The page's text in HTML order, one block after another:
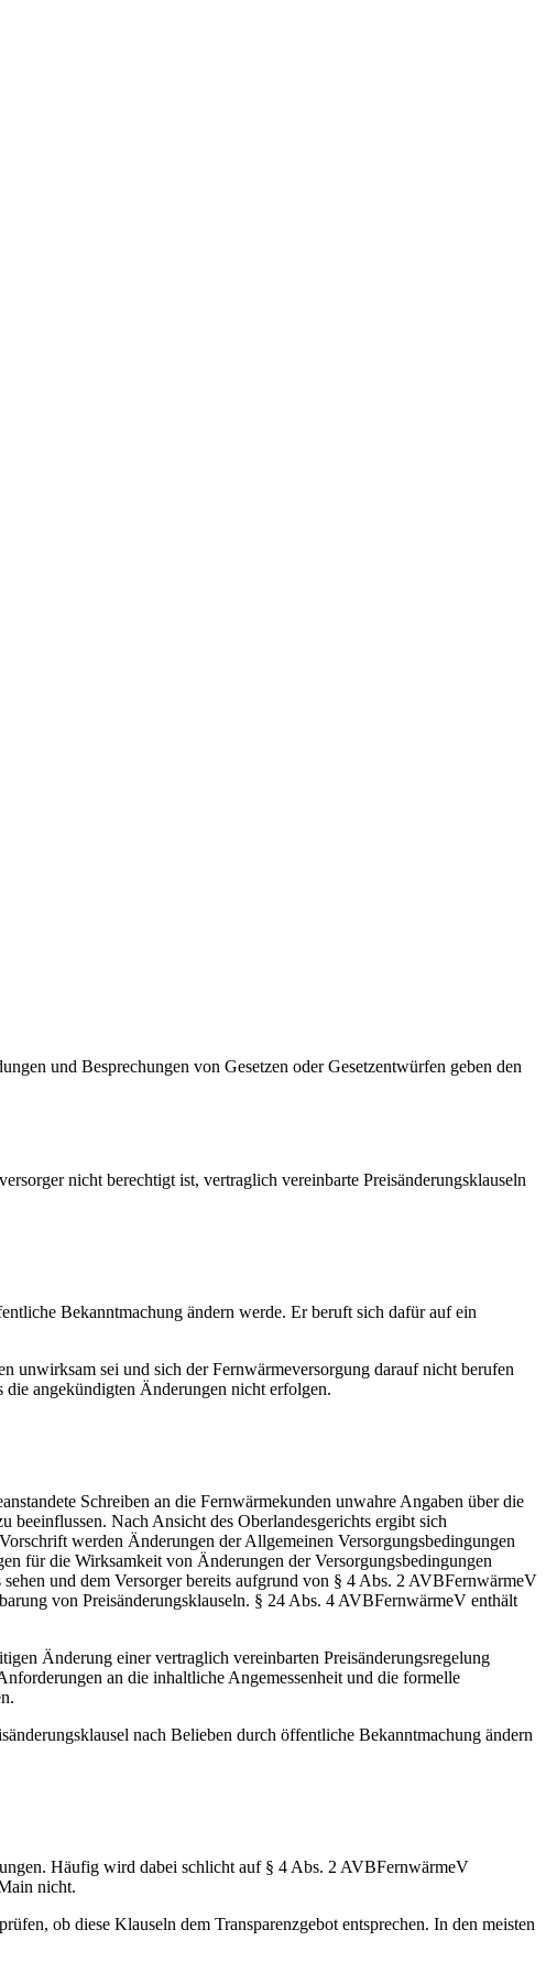
und Besprechungen von Gesetzen oder Gesetzentwürfen geben den
nicht berechtigt ist, vertraglich vereinbarte Preisänderungsklauseln
Bekanntmachung ändern werde. Er beruft sich dafür auf ein
unwirksam sei und sich der Fernwärmeversorgung darauf nicht berufen
die angekündigten Änderungen nicht erfolgen.
Schreiben an die Fernwärmekunden unwahre Angaben über die
beeinflussen. Nach Ansicht des Oberlandesgerichts ergibt sich
werden Änderungen der Allgemeinen Versorgungsbedingungen
für die Wirksamkeit von Änderungen der Versorgungsbedingungen
und dem Versorger bereits aufgrund von § 4 Abs. 2 AVBFernwärmeV
von Preisänderungsklauseln. § 24 Abs. 4 AVBFernwärmeV enthält
Änderung einer vertraglich vereinbarten Preisänderungsregelung
an die inhaltliche Angemessenheit und die formelle
nach Belieben durch öffentliche Bekanntmachung ändern
Häufig wird dabei schlicht auf § 4 Abs. 2 AVBFernwärmeV
nicht.
ob diese Klauseln dem Transparenzgebot entsprechen. In den meisten